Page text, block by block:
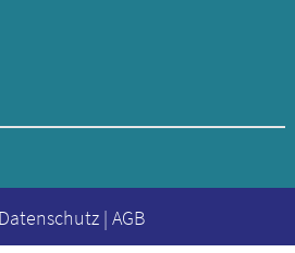
Datenschutz | AGB